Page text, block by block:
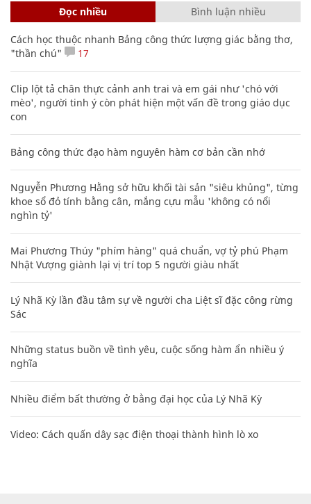
Đọc nhiều Bình luận nhiều
Cách học thuộc nhanh Bảng công thức lượng giác bằng thơ,
"thần chú"
17
Clip lột tả chân thực cảnh anh trai và em gái như 'chó với
mèo', người tinh ý còn phát hiện một vấn đề trong giáo dục
con
Bảng công thức đạo hàm nguyên hàm cơ bản cần nhớ
Nguyễn Phương Hằng sở hữu khối tài sản "siêu khủng", từng
khoe sổ đỏ tính bằng cân, mắng cựu mẫu 'không có nổi
nghìn tỷ'
Mai Phương Thúy "phím hàng" quá chuẩn, vợ tỷ phú Phạm
Nhật Vượng giành lại vị trí top 5 người giàu nhất
Lý Nhã Kỳ lần đầu tâm sự về người cha Liệt sĩ đặc công rừng
Sác
Những status buồn về tình yêu, cuộc sống hàm ẩn nhiều ý
nghĩa
Nhiều điểm bất thường ở bằng đại học của Lý Nhã Kỳ
Video: Cách quấn dây sạc điện thoại thành hình lò xo